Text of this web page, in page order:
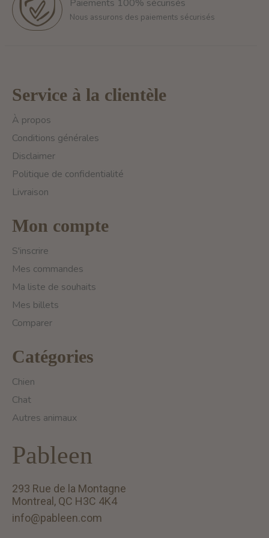
Paiements 100% sécurisés
Nous assurons des paiements sécurisés
Service à la clientèle
À propos
Conditions générales
Disclaimer
Politique de confidentialité
Livraison
Mon compte
S'inscrire
Mes commandes
Ma liste de souhaits
Mes billets
Comparer
Catégories
Chien
Chat
Autres animaux
Pableen
293 Rue de la Montagne
Montreal, QC H3C 4K4
info@pableen.com